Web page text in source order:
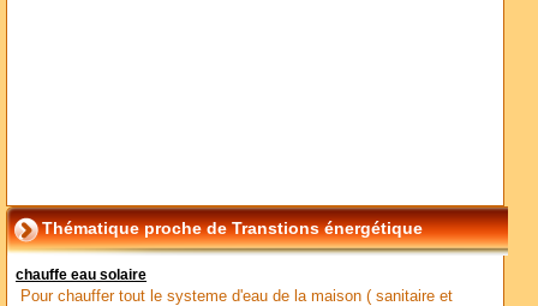
Thématique proche de Transtions énergétique
chauffe eau solaire
Pour chauffer tout le systeme d'eau de la maison ( sanitaire et